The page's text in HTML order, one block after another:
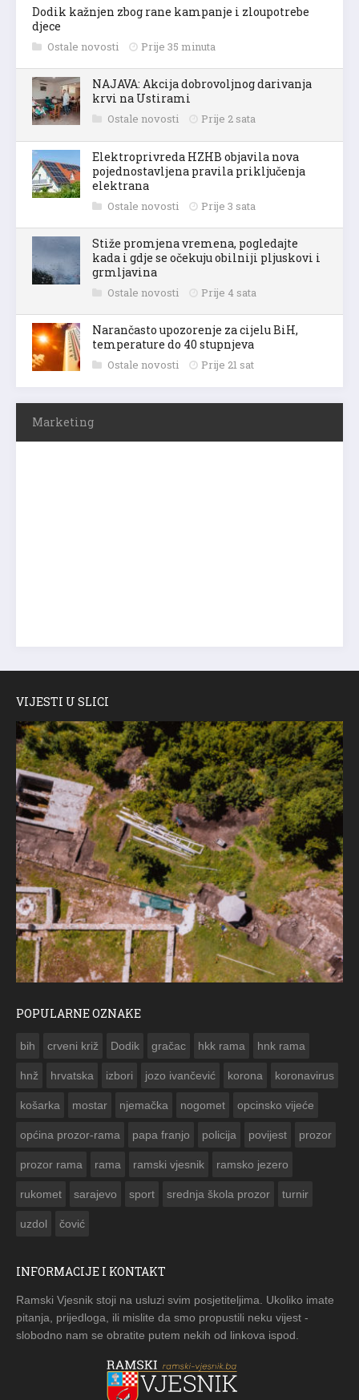
Dodik kažnjen zbog rane kampanje i zloupotrebe
djece
Ostale novosti Prije 35 minuta
NAJAVA: Akcija dobrovoljnog darivanja
krvi na Ustirami
Ostale novosti Prije 2 sata
Elektroprivreda HZHB objavila nova
pojednostavljena pravila priključenja
elektrana
Ostale novosti Prije 3 sata
Stiže promjena vremena, pogledajte
kada i gdje se očekuju obilniji pljuskovi i
grmljavina
Ostale novosti Prije 4 sata
Narančasto upozorenje za cijelu BiH,
temperature do 40 stupnjeva
Ostale novosti Prije 21 sat
Marketing
VIJESTI U SLICI
POPULARNE OZNAKE
bih crveni križ Dodik gračac hkk rama hnk rama
hnž hrvatska izbori jozo ivančević korona koronavirus
košarka mostar njemačka nogomet opcinsko vijeće
općina prozor-rama papa franjo policija povijest prozor
prozor rama rama ramski vjesnik ramsko jezero
rukomet sarajevo sport srednja škola prozor turnir
uzdol čović
INFORMACIJE I KONTAKT
Ramski Vjesnik stoji na usluzi svim posjetiteljima. Ukoliko imate
pitanja, prijedloga, ili mislite da smo propustili neku vijest -
slobodno nam se obratite putem nekih od linkova ispod.